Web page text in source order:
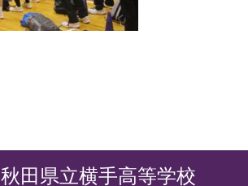
秋田県立横手高等学校